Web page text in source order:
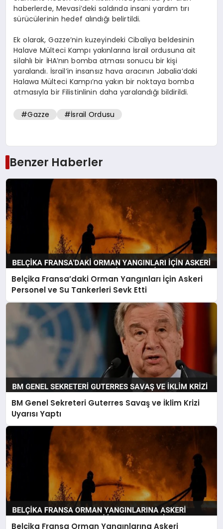
haberlerde, Mevasi’deki saldırıda insani yardım tırı
sürücülerinin hedef alındığı belirtildi.
Ek olarak, Gazze’nin kuzeyindeki Cibaliya beldesinin
Halave Mülteci Kampı yakınlarına İsrail ordusuna ait
silahlı bir İHA’nın bomba atması sonucu bir kişi
yaralandı. İsrail’in insansız hava aracının Jabalia’daki
Halawa Mülteci Kampı’na yakın bir noktaya bomba
atmasıyla bir Filistinlinin daha yaralandığı bildirildi.
#Gazze #İsrail Ordusu
Benzer Haberler
Belçika Fransa’daki Orman Yangınları İçin Askeri
Personel ve Su Tankerleri Sevk Etti
BM Genel Sekreteri Guterres Savaş ve İklim Krizi
Uyarısı Yaptı
Belçika Fransa Orman Yangınlarına Askeri